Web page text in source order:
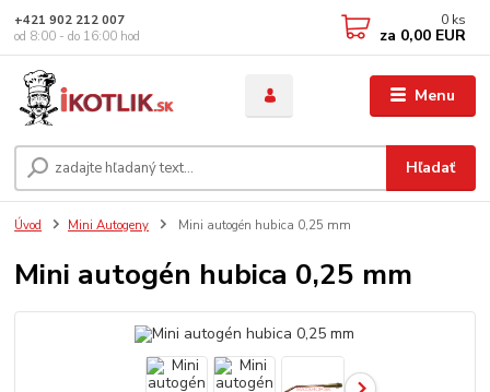
Menu
Hľadať
+421 902 212 007
od 8:00 - do 16:00 hod
0 ks
za 0,00 EUR
Úvod Mini Autogeny Mini autogén hubica 0,25 mm
Mini autogén hubica 0,25 mm